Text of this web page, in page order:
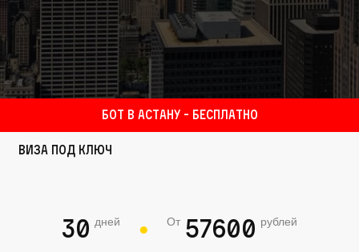
БОТ В АСТАНУ - БЕСПЛАТНО
Виза под ключ
30 дней ● От 57600 рублей